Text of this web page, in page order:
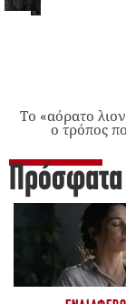
Το «αόρατο
ο τρόπος